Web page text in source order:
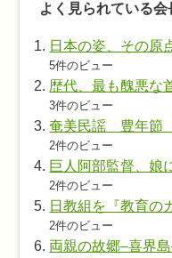
よく見られている会
日本の姿、その原
5件のビュー
歴代、最も醜悪な
3件のビュー
奄美民謡 豊年節
2件のビュー
巨人阿部監督、娘
2件のビュー
日教組を『教育の
2件のビュー
両親の故郷–喜界